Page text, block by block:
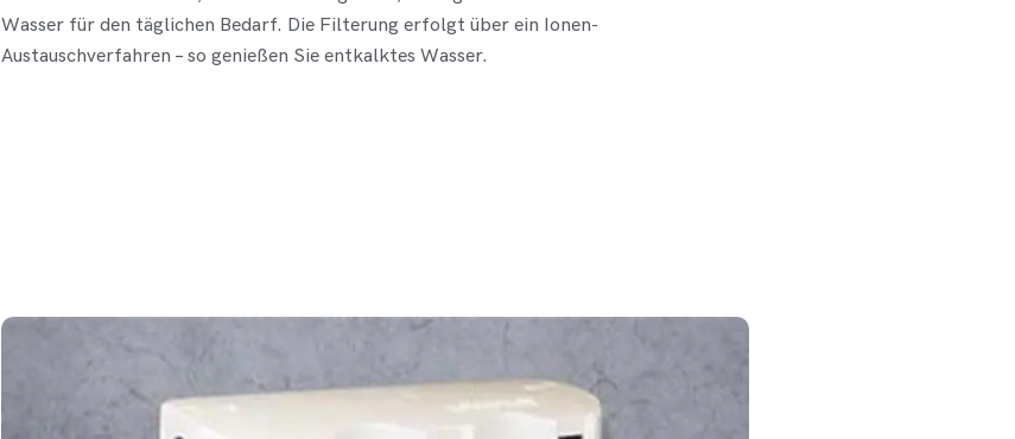
Wasser für den täglichen Bedarf. Die Filterung erfolgt über ein Ionen-
Austauschverfahren – so genießen Sie entkalktes Wasser.